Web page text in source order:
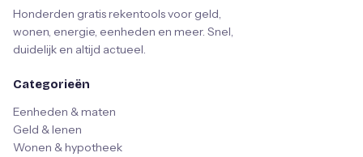
Honderden gratis rekentools voor geld,
wonen, energie, eenheden en meer. Snel,
duidelijk en altijd actueel.
Categorieën
Eenheden & maten
Geld & lenen
Wonen & hypotheek